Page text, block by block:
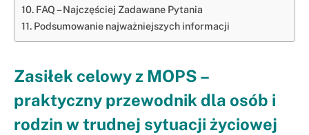
FAQ – Najczęściej Zadawane Pytania
Podsumowanie najważniejszych informacji
Zasiłek celowy z MOPS –
praktyczny przewodnik dla osób i
rodzin w trudnej sytuacji życiowej